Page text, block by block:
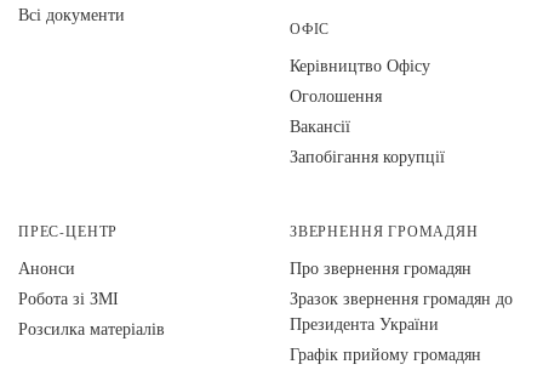
Всі документи
ОФІС
Керівництво Офісу
Оголошення
Вакансії
Запобігання корупції
ПРЕС-ЦЕНТР
Анонси
Робота зі ЗМІ
Розсилка матеріалів
ЗВЕРНЕННЯ ГРОМАДЯН
Про звернення громадян
Зразок звернення громадян до
Президента України
Графік прийому громадян